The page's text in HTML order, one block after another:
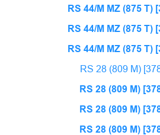
RS 44/M MZ (875 T)
RS 44/M MZ (875 T)
RS 44/M MZ (875 T)
RS 28 (809 M)
RS 28 (809 M)
RS 28 (809 M)
RS 28 (809 M)